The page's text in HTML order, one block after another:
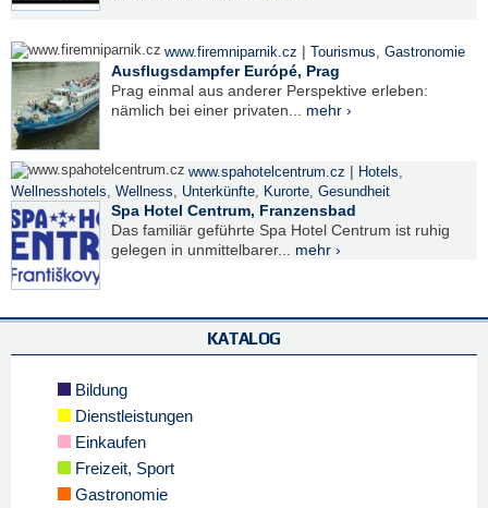
www.firemniparnik.cz | Tourismus Gastronomie
Ausflugsdampfer Európé, Prag
Prag einmal aus anderer Perspektive erleben:
nämlich bei einer privaten... mehr ›
www.spahotelcentrum.cz | Hotels
Wellnesshotels
Wellness Unterkünfte Kurorte Gesundheit
Spa Hotel Centrum, Franzensbad
Das familiär geführte Spa Hotel Centrum ist ruhig
gelegen in unmittelbarer... mehr ›
KATALOG
Bildung
Dienstleistungen
Einkaufen
Freizeit, Sport
Gastronomie